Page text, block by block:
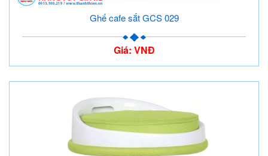
Ghế cafe sắt GCS 029
Giá: VNĐ